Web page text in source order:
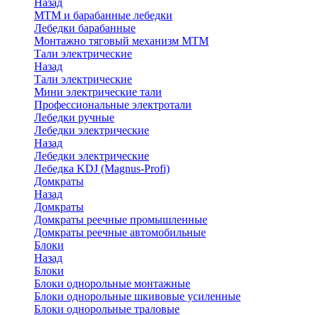
Назад
МТМ и барабанные лебедки
Лебедки барабанные
Монтажно тяговый механизм МТМ
Тали электрические
Назад
Тали электрические
Мини электрические тали
Профессиональные электротали
Лебедки ручные
Лебедки электрические
Назад
Лебедки электрические
Лебедка KDJ (Magnus-Profi)
Домкраты
Назад
Домкраты
Домкраты реечные промышленные
Домкраты реечные автомобильные
Блоки
Назад
Блоки
Блоки однорольные монтажные
Блоки однорольные шкивовые усиленные
Блоки однорольные траловые